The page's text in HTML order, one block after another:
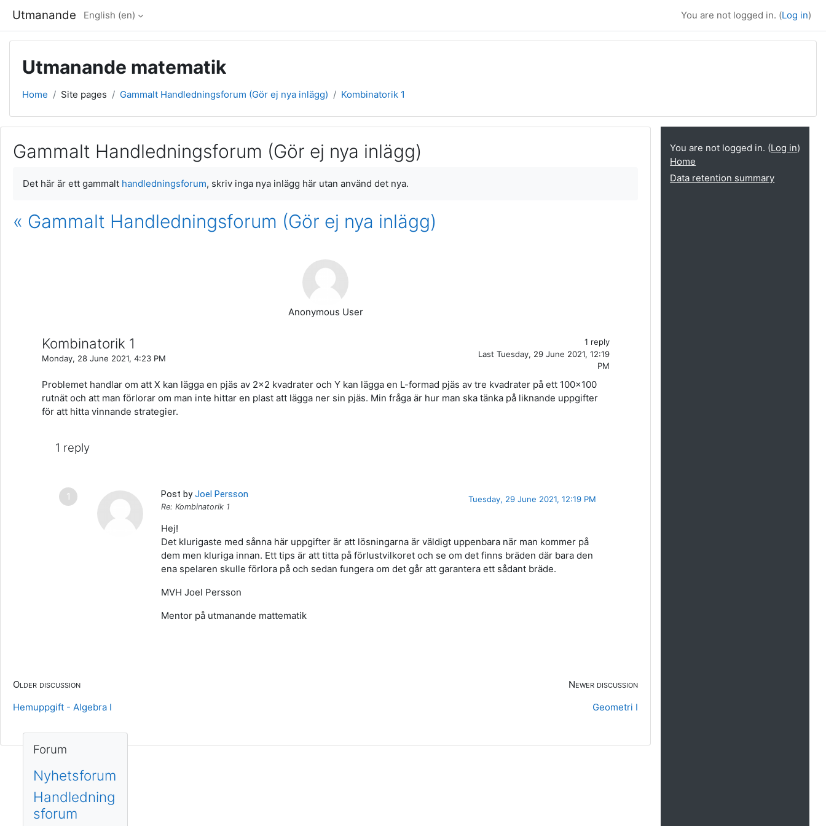
Utmanande English ‎(en)‎ You are not logged in. (Log in)
Utmanande matematik
Home Site pages Gammalt Handledningsforum (Gör ej nya inlägg) Kombinatorik 1
Gammalt Handledningsforum (Gör ej nya inlägg)
Det här är ett gammalt handledningsforum, skriv inga nya inlägg här utan använd det nya.
« Gammalt Handledningsforum (Gör ej nya inlägg)
Anonymous User
Kombinatorik 1
Monday, 28 June 2021, 4:23 PM
1 reply
Last Tuesday, 29 June 2021, 12:19
PM
Problemet handlar om att X kan lägga en pjäs av 2x2 kvadrater och Y kan lägga en L-formad pjäs av tre kvadrater på ett 100x100
rutnät och att man förlorar om man inte hittar en plast att lägga ner sin pjäs. Min fråga är hur man ska tänka på liknande uppgifter
för att hitta vinnande strategier.
1 reply
Post byJoel Persson Tuesday, 29 June 2021, 12:19 PM
Re: Kombinatorik 1
Hej!
Det klurigaste med sånna här uppgifter är att lösningarna är väldigt uppenbara när man kommer på
dem men kluriga innan. Ett tips är att titta på förlustvilkoret och se om det finns bräden där bara den
ena spelaren skulle förlora på och sedan fungera om det går att garantera ett sådant bräde.
MVH Joel Persson
Mentor på utmanande mattematik
Older discussion
Hemuppgift - Algebra I
Newer discussion
Geometri I
Blocks
Forum
Nyhetsforum
Handledning
sforum
You are not logged in. (Log in)
Home
Data retention summary